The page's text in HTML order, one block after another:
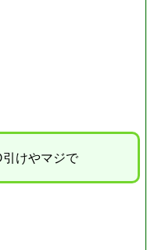
けやマジで